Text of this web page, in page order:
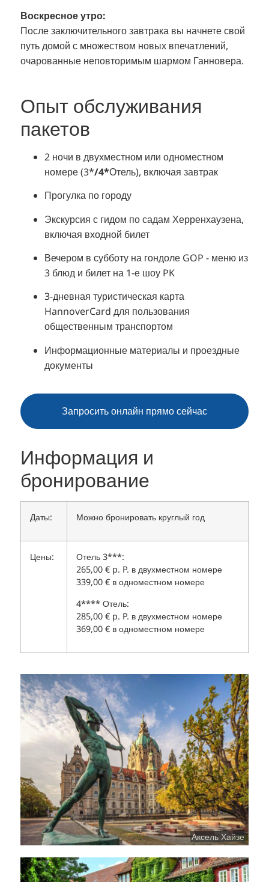
Воскресное утро:
После заключительного завтрака вы начнете свой
путь домой с множеством новых впечатлений,
очарованные неповторимым шармом Ганновера.
Опыт обслуживания
пакетов
2 ночи в двухместном или одноместном
номере (3*/4*Отель), включая завтрак
Прогулка по городу
Экскурсия с гидом по садам Херренхаузена,
включая входной билет
Вечером в субботу на гондоле GOP - меню из
3 блюд и билет на 1-е шоу PK
3-дневная туристическая карта
HannoverCard для пользования
общественным транспортом
Информационные материалы и проездные
документы
Запросить онлайн прямо сейчас
Информация и
бронирование
Даты: Можно бронировать круглый год
Цены:
Отель 3***:
265,00 € p. P. в двухместном номере
339,00 € в одноместном номере
4**** Отель:
285,00 € p. P. в двухместном номере
369,00 € в одноместном номере
Аксель Хайзе